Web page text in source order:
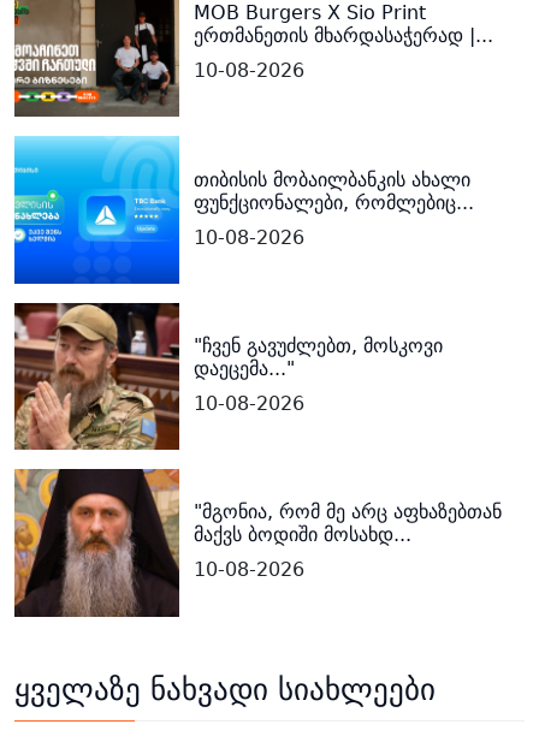
MOB Burgers X Sio Print
ერთმანეთის მხარდასაჭერად |...
10-08-2026
თიბისის მობაილბანკის ახალი
ფუნქციონალები, რომლებიც...
10-08-2026
"ჩვენ გავუძლებთ, მოსკოვი
დაეცემა..."
10-08-2026
"მგონია, რომ მე არც აფხაზებთან
მაქვს ბოდიში მოსახდ...
10-08-2026
ყველაზე ნახვადი სიახლეები